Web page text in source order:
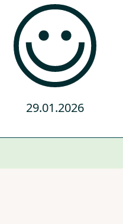
29.01.2026